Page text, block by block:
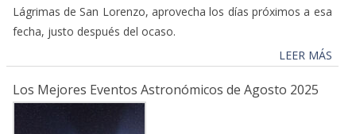
Lágrimas de San Lorenzo, aprovecha los días próximos a esa
fecha, justo después del ocaso.
LEER MÁS
Los Mejores Eventos Astronómicos de Agosto 2025